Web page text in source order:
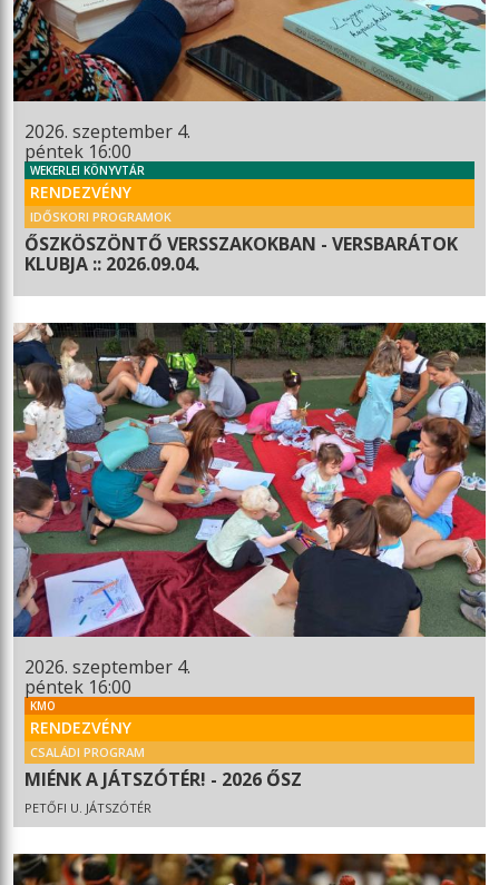
2026. szeptember 4.
péntek 16:00
WEKERLEI KÖNYVTÁR
RENDEZVÉNY
IDŐSKORI PROGRAMOK
ŐSZKÖSZÖNTŐ VERSSZAKOKBAN - VERSBARÁTOK
KLUBJA :: 2026.09.04.
2026. szeptember 4.
péntek 16:00
KMO
RENDEZVÉNY
CSALÁDI PROGRAM
MIÉNK A JÁTSZÓTÉR! - 2026 ŐSZ
PETŐFI U. JÁTSZÓTÉR